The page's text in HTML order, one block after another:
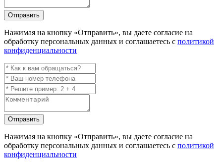
Отправить
Нажимая на кнопку «Отправить», вы даете согласие на
обработку персональных данных и соглашаетесь с политикой
конфиденциальности
Отправить
Нажимая на кнопку «Отправить», вы даете согласие на
обработку персональных данных и соглашаетесь с политикой
конфиденциальности